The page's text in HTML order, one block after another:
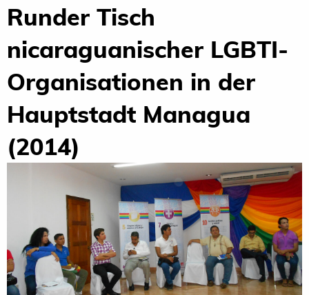
Runder Tisch
nicaraguanischer LGBTI-
Organisationen in der
Hauptstadt Managua
(2014)